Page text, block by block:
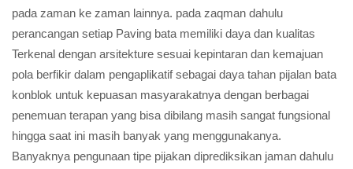
pada zaman ke zaman lainnya. pada zaqman dahulu
perancangan setiap Paving bata memiliki daya dan kualitas
Terkenal dengan arsitekture sesuai kepintaran dan kemajuan
pola berfikir dalam pengaplikatif sebagai daya tahan pijalan bata
konblok untuk kepuasan masyarakatnya dengan berbagai
penemuan terapan yang bisa dibilang masih sangat fungsional
hingga saat ini masih banyak yang menggunakanya.
Banyaknya pengunaan tipe pijakan diprediksikan jaman dahulu